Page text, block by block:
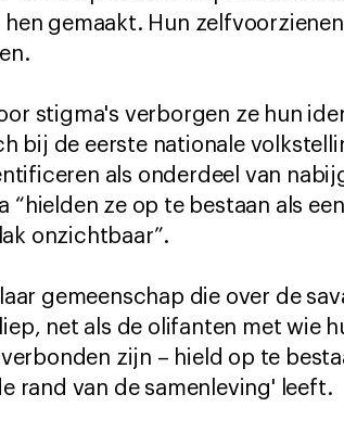
gemaakt. Hun
stigma's verborgen ze hun
bij de eerste nationale
als onderdeel van
“hielden ze op te bestaan als
onzichtbaar”.
gemeenschap die over de
net als de olifanten met wie
zijn – hield op te
rand van de samenleving' leeft.